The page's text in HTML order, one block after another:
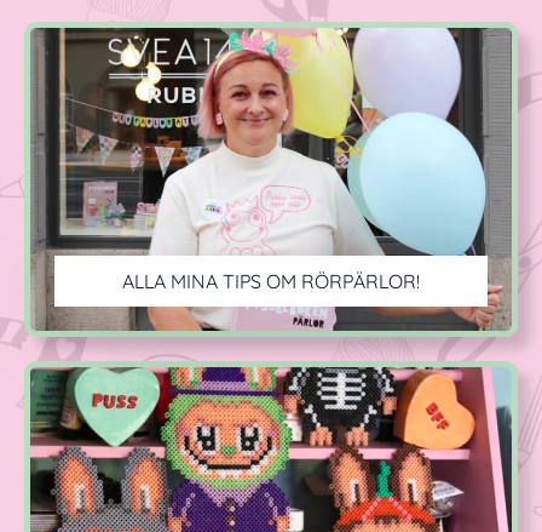
ALLA MINA TIPS OM RÖRPÄRLOR!